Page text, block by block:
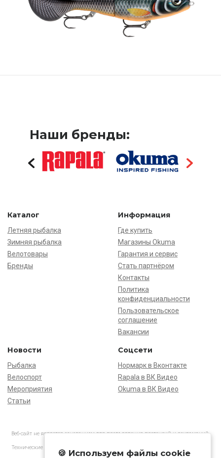
Наши бренды:
Каталог
Летняя рыбалка
Зимняя рыбалка
Велотовары
Бренды
Информация
Где купить
Магазины Okuma
Гарантия и сервис
Стать партнёром
Контакты
Политика
конфиденциальности
Пользовательское
соглашение
Вакансии
Новости
Рыбалка
Велоспорт
Мероприятия
Статьи
Соцсети
Нормарк в Вконтакте
Rapala в ВК Видео
Okuma в ВК Видео
Веб-сайт не является основанием для предъявления претензий и рекламаций,
Технические характеристики товаров могут отличаться от указанных на сайте.
🍪 Используем файлы cookie